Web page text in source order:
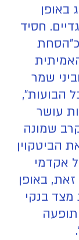
באופן
חסיד
שמר
הבועות",
עושר
שמונה
הביטקוין
אקדמי
באופן
מצד בנקי